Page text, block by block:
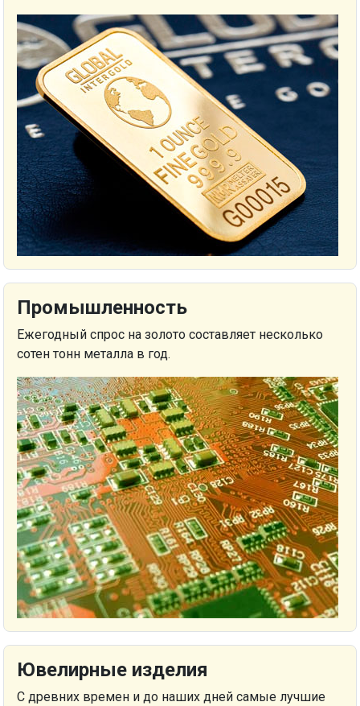
Промышленность
Ежегодный спрос на золото составляет несколько
сотен тонн металла в год.
Ювелирные изделия
С древних времен и до наших дней самые лучшие